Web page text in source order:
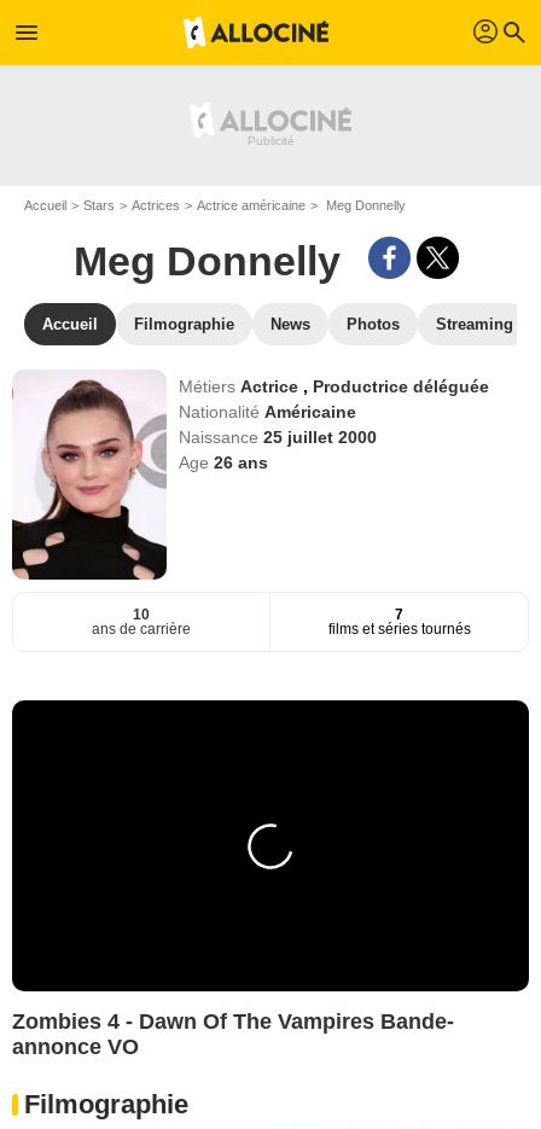
menu profil search
Accueil Stars Actrices Actrice américaine Meg Donnelly
Meg Donnelly
Accueil Filmographie News Photos Streaming
MétiersActrice , Productrice déléguée
NationalitéAméricaine
Naissance25 juillet 2000
Age26 ans
10
ans de carrière
7
films et séries tournés
Zombies 4 - Dawn Of The Vampires Bande-
annonce VO
Filmographie